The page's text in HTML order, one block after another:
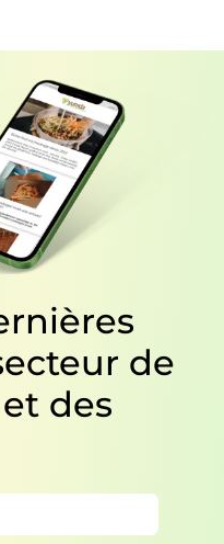
de
des